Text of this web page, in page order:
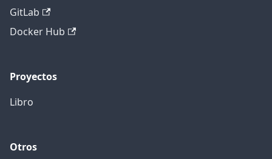
GitLab
Docker Hub
Proyectos
Libro
Otros